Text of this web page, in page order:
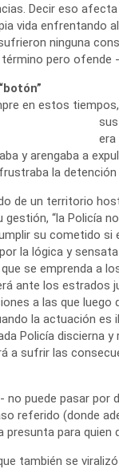
Decir eso
vida
ninguna
pero ofende
en estos
era
y arengaba a
la
de un territorio
“la Policía
su cometido si
la lógica y
se emprenda a
ante los estrados
a las que luego
la actuación
Policía discierna
a sufrir las
puede pasar por
referido (donde
para quien
también se